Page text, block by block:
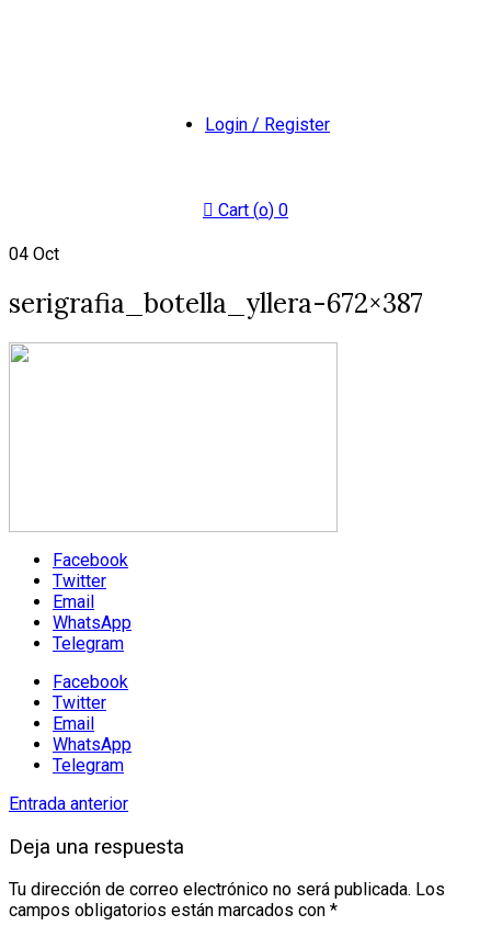
Login / Register
Cart (o) 0
04 Oct
serigrafia_botella_yllera-672×387
Facebook
Twitter
Email
WhatsApp
Telegram
Facebook
Twitter
Email
WhatsApp
Telegram
Entrada anterior
Deja una respuesta
Tu dirección de correo electrónico no será publicada. Los
campos obligatorios están marcados con *